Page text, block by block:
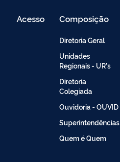
Acesso
Restrito
Composição
Diretoria Geral
Unidades
Regionais - UR's
Diretoria
Colegiada
Ouvidoria - OUVID
Superintendências
Quem é Quem